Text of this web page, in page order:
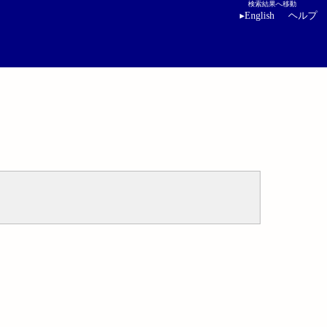
検索結果へ移動
▸English ヘルプ